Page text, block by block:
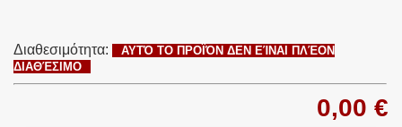
Διαθεσιμότητα:
ΑΥΤΌ ΤΟ ΠΡΟΪΌΝ ΔΕΝ ΕΊΝΑΙ ΠΛΈΟΝ
ΔΙΑΘΈΣΙΜΟ
0,00 €